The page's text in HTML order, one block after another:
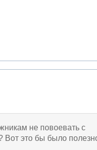
не повоевать с
Вот это бы было